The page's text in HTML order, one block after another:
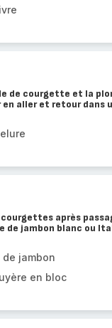
de courgette et la
aller et retour dans
après
de jambon blanc ou
de jambon
en bloc